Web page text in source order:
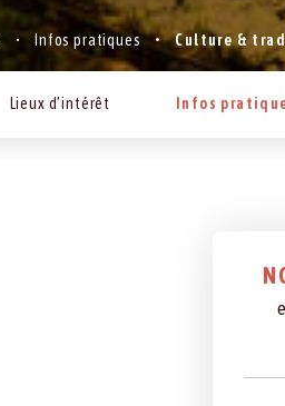
Infos pratiques Culture &
Lieux d’intérêt Infos